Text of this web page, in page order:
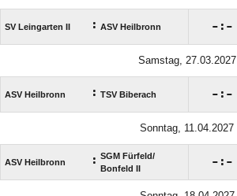
SV Leingarten II : ASV Heilbronn  : 
Samstag, 27.03.2027
ASV Heilbronn : TSV Biberach  : 
Sonntag, 11.04.2027
ASV Heilbronn : SGM Fürfeld/​
Bonfeld II
 : 